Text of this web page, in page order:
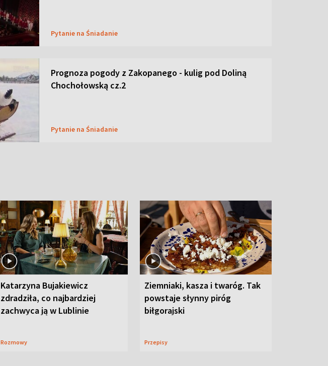
Pytanie na Śniadanie
Prognoza pogody z Zakopanego - kulig pod Doliną
Chochołowską cz.2
Pytanie na Śniadanie
Katarzyna Bujakiewicz
zdradziła, co najbardziej
zachwyca ją w Lublinie
Rozmowy
Ziemniaki, kasza i twaróg. Tak
powstaje słynny piróg
biłgorajski
Przepisy